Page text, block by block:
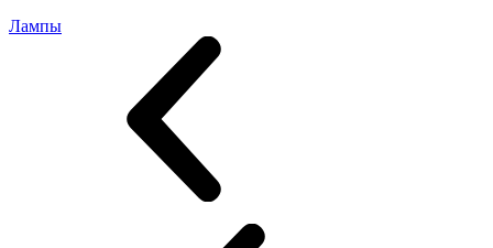
Лампы